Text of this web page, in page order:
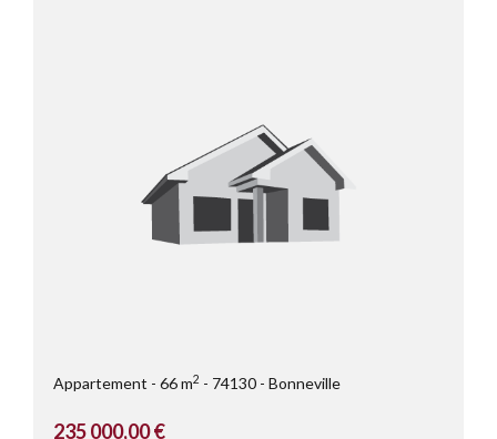
Appartement 66 m2 74130 Bonneville
235 000,00 €